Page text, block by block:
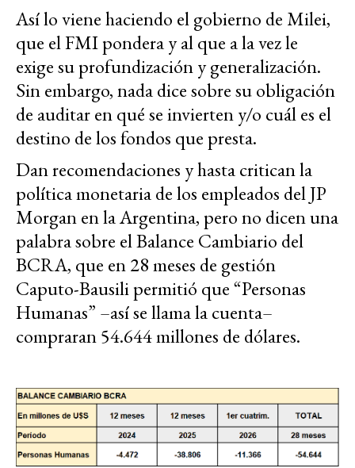
Así lo viene haciendo el gobierno de Milei,
que el FMI pondera y al que a la vez le
exige su profundización y generalización.
Sin embargo, nada dice sobre su obligación
de auditar en qué se invierten y/o cuál es el
destino de los fondos que presta.
Dan recomendaciones y hasta critican la
política monetaria de los empleados del JP
Morgan en la Argentina, pero no dicen una
palabra sobre el Balance Cambiario del
BCRA, que en 28 meses de gestión
Caputo-Bausili permitió que “Personas
Humanas” –así se llama la cuenta–
compraran 54.644 millones de dólares.